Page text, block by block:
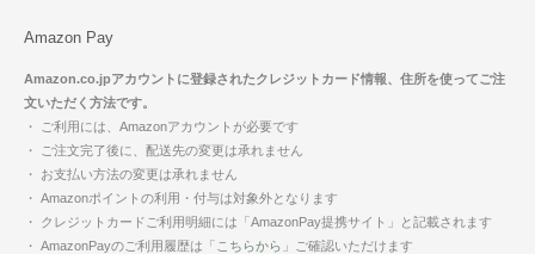
Amazon Pay
Amazon.co.jpアカウントに登録されたクレジットカード情報、住所を使ってご注
文いただく方法です。
・ ご利用には、Amazonアカウントが必要です
・ ご注文完了後に、配送先の変更は承れません
・ お支払い方法の変更は承れません
・ Amazonポイントの利用・付与は対象外となります
・ クレジットカードご利用明細には「AmazonPay提携サイト」と記載されます
・ AmazonPayのご利用履歴は「 こちらから 」ご確認いただけます